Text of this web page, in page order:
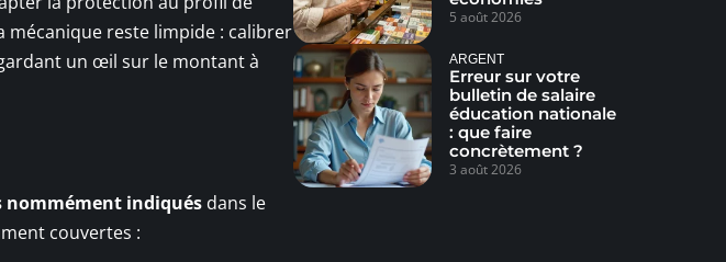
mécanique reste limpide : calibrer
un œil sur le montant à
nommément indiqués dans le
couvertes :
5 août 2026
ARGENT
Erreur sur votre
bulletin de salaire
éducation nationale
: que faire
concrètement ?
3 août 2026